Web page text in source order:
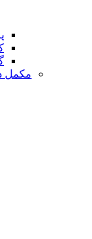
مکمل